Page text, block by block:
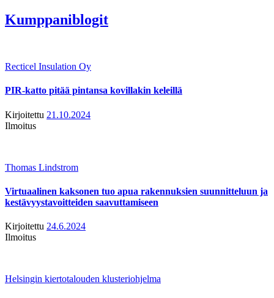
Kumppaniblogit
Recticel Insulation Oy
PIR-katto pitää pintansa kovillakin keleillä
Kirjoitettu 21.10.2024
Ilmoitus
Thomas Lindstrom
Virtuaalinen kaksonen tuo apua rakennuksien suunnitteluun ja
kestävyystavoitteiden saavuttamiseen
Kirjoitettu 24.6.2024
Ilmoitus
Helsingin kiertotalouden klusteriohjelma